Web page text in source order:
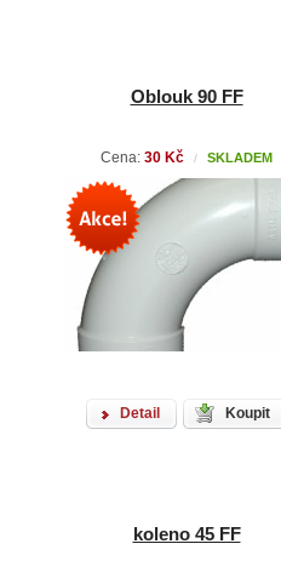
Oblouk 90 FF
Cena: 30 Kč / SKLADEM
Detail Koupit
koleno 45 FF